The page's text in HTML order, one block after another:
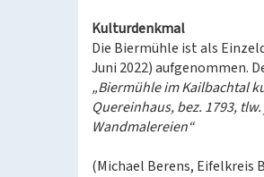
Kulturdenkmal
Die Biermühle ist als
Juni 2022) aufgenommen.
„Biermühle im Kailbachtal
Quereinhaus, bez. 1793,
Wandmalereien“
(Michael Berens, Eifelkreis